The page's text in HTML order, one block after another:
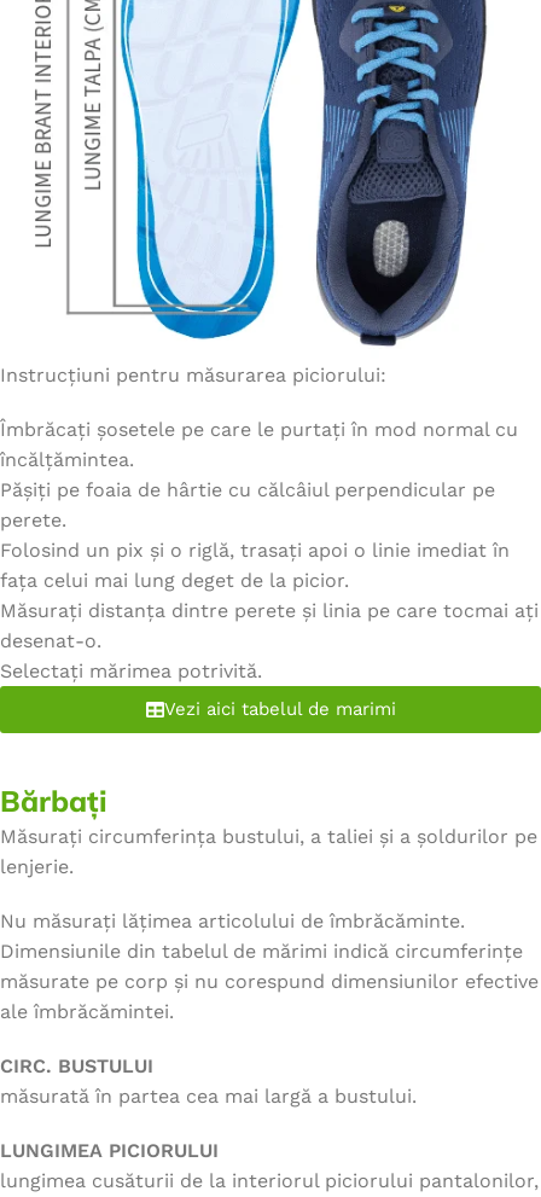
Instrucțiuni pentru măsurarea piciorului:
Îmbrăcați șosetele pe care le purtați în mod normal cu
încălțămintea.
Pășiți pe foaia de hârtie cu călcâiul perpendicular pe
perete.
Folosind un pix și o riglă, trasați apoi o linie imediat în
fața celui mai lung deget de la picior.
Măsurați distanța dintre perete și linia pe care tocmai ați
desenat-o.
Selectați mărimea potrivită.
Vezi aici tabelul de marimi
Bărbați
Măsurați circumferința bustului, a taliei și a șoldurilor pe
lenjerie.
Nu măsurați lățimea articolului de îmbrăcăminte.
Dimensiunile din tabelul de mărimi indică circumferințe
măsurate pe corp și nu corespund dimensiunilor efective
ale îmbrăcămintei.
CIRC. BUSTULUI
măsurată în partea cea mai largă a bustului.
LUNGIMEA PICIORULUI
lungimea cusăturii de la interiorul piciorului pantalonilor,